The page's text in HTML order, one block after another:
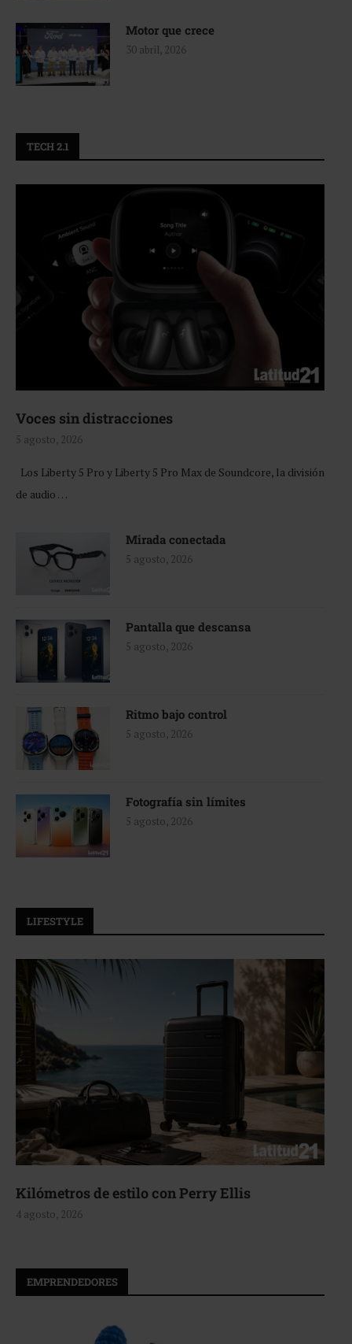
Motor que crece
30 abril, 2026
TECH 2.1
Voces sin distracciones
5 agosto, 2026
Los Liberty 5 Pro y Liberty 5 Pro Max de Soundcore, la división
de audio …
Mirada conectada
5 agosto, 2026
Pantalla que descansa
5 agosto, 2026
Ritmo bajo control
5 agosto, 2026
Fotografía sin límites
5 agosto, 2026
LIFESTYLE
con Perry Ellis Aerie, texturas
EMPRENDEDORES